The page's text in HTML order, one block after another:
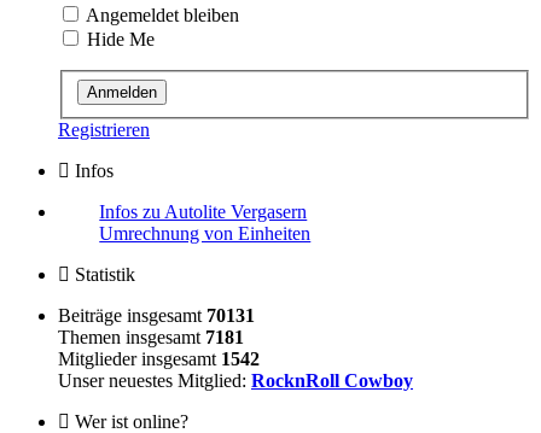
Angemeldet bleiben
Hide Me
Registrieren
Infos
Infos zu Autolite Vergasern
Umrechnung von Einheiten
Statistik
Beiträge insgesamt 70131
Themen insgesamt 7181
Mitglieder insgesamt 1542
Unser neuestes Mitglied: RocknRoll Cowboy
Wer ist online?